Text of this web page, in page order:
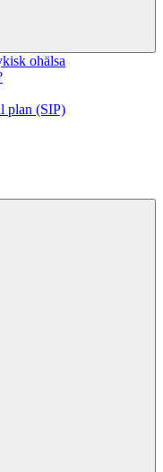
ohälsa
plan (SIP)